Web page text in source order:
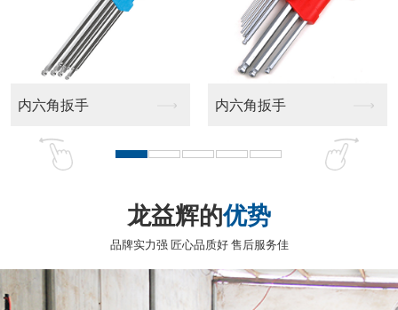
优势
品牌实力强 匠心品质好 售后服务佳